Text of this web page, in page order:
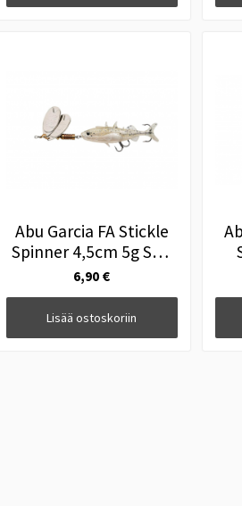
Abu Garcia FA Stickle
Spinner 4,5cm 5g Salt
n Pepper
6,90 €
Lisää ostoskoriin